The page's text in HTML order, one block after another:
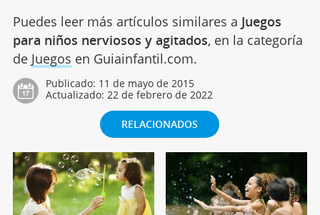
Puedes leer más artículos similares a Juegos
para niños nerviosos y agitados, en la categoría
de Juegos en Guiainfantil.com.
Publicado: 11 de mayo de 2015
Actualizado: 22 de febrero de 2022
RELACIONADOS